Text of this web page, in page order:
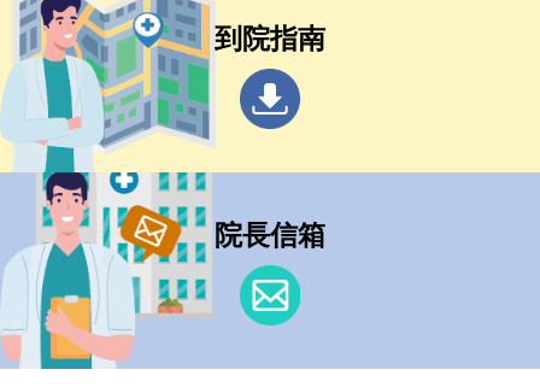
到院指南
院長信箱